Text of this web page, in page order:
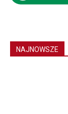
NAJNOWSZE